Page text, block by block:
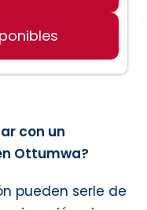
con un
Ottumwa?
pueden serle de